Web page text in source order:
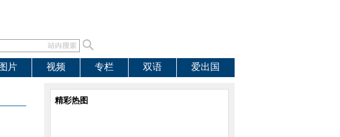
图片 视频 专栏 双语 爱出国
精彩热图